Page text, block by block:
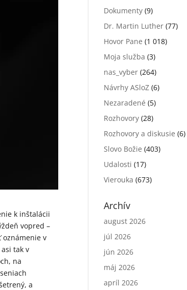
k inštalácii
vopred –
oznámenie v
tak v
na
a
Dokumenty (9)
Dr. Martin Luther (77)
Hovor Pane (1 018)
Moja služba (3)
nas_vyber (264)
Návrhy ASloZ (6)
Nezaradené (5)
Rozhovory (28)
Rozhovory a diskusie (6)
Slovo Božie (403)
Udalosti (17)
Vierouka (673)
Archív
august 2026
júl 2026
jún 2026
máj 2026
apríl 2026